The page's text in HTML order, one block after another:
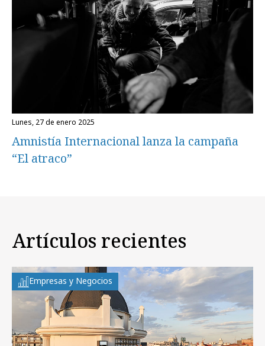
lunes, 27 de enero 2025
Amnistía Internacional lanza la campaña
“El atraco”
Artículos recientes
Empresas y Negocios